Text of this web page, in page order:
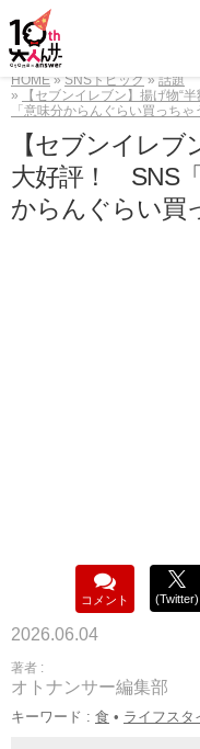
HOME SNSトピック
話題
【セブンイレブン】揚げ物“
「意味分からんぐらい買っちゃ
【セブンイレブ
大好評！ SNS
からんぐらい買
コメント (Twitter)
2026.06.04
著者 :
オトナンサー編集部
キーワード : 食 • ライフスタ